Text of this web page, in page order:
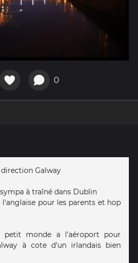
0
direction Galway
à traîné dans Dublin
pour les parents et hop
petit monde a l'aéroport pour
à cote d'un irlandais bien